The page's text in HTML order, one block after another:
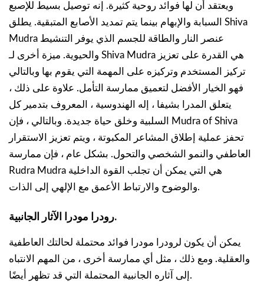
ويعتقد أن لها فوائد روحية كثيرة. إنه توصيل بسيط للإصبع
السبابة والإبهام بينما يتم تمديد الأصابع المتبقية. يطلق Shiva
Mudra عنصر النار والطاقة للجسم الذي يوفر التنشيط
والحيوية. ميزة أخرى لـ Shiva Mudra هي القدرة على تعزيز
تركيز المستخدم وتركيزه على المهمة التي يقوم بها وبالتالي
فهو الخيار الأفضل لتعميق ممارسة التأمل. علاوة على ذلك ،
يتعلق المدرا بشيفا ، إله الهندوسية ، المعروف بتدمير كل
السلبية وخلق حياة جديدة. وبالتالي ، فإن Mudra of Shiva
تحفز عملية إطلاق المشاعر المكبوتة ، ويتم تعزيز الاستقرار
العاطفي والنمو الشخصي والتحول. بشكل عام ، فإن ممارسة
Rudra Mudra هي التي يمكن أن تجلب القوة الداخلية
والوضوح والارتباط الأعمق مع الإلهي إلى الذات.
رودرا مودرا الآثار الجانبية.
يمكن أن يكون لرودرا مودرا فوائد محتملة لحالتك العاطفية
والعقلية. ومع ذلك ، مثل أي ممارسة أخرى ، من المهم الانتباه
إلى آثاره الجانبية المحتملة التي قد تظهر أيضًا.